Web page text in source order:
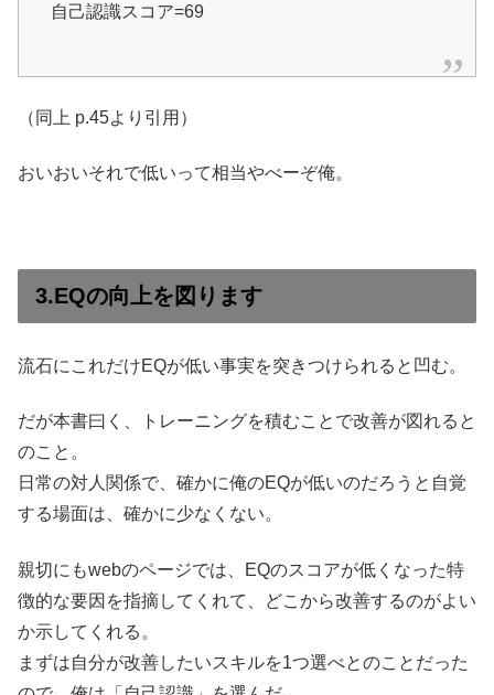
自己認識スコア=69
（同上 p.45より引用）
おいおいそれで低いって相当やべーぞ俺。
3.EQの向上を図ります
流石にこれだけEQが低い事実を突きつけられると凹む。
だが本書曰く、トレーニングを積むことで改善が図れると
のこと。
日常の対人関係で、確かに俺のEQが低いのだろうと自覚
する場面は、確かに少なくない。
親切にもwebのページでは、EQのスコアが低くなった特
徴的な要因を指摘してくれて、どこから改善するのがよい
か示してくれる。
まずは自分が改善したいスキルを1つ選べとのことだった